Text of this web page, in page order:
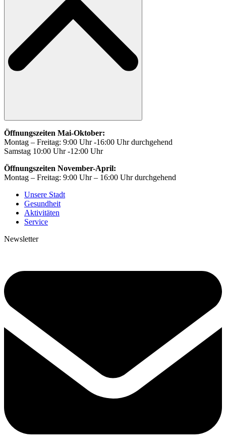
Öffnungszeiten Mai-Oktober:
Montag – Freitag: 9:00 Uhr -16:00 Uhr durchgehend
Samstag 10:00 Uhr -12:00 Uhr
Öffnungszeiten November-April:
Montag – Freitag: 9:00 Uhr – 16:00 Uhr durchgehend
Unsere Stadt
Gesundheit
Aktivitäten
Service
Newsletter